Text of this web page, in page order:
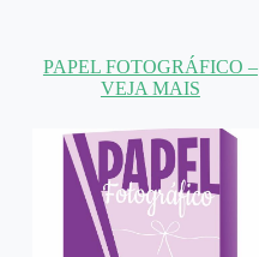
PAPEL FOTOGRÁFICO –
VEJA MAIS